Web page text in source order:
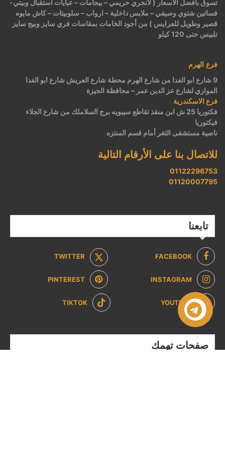
تسوق بأفضل الأسعار ( لانجري حريمي – بيجامات – عبايات استقبال وبيتي-
فساتين شتوي وصيفي – ملابس داخلية – ارواب – سلوبيتات – كاش مايوه
قصير وطويل للعرايس ) من أجود الخامات بمقاسات فري سايز وبيج سايز
تلبيس حتى 120 كيلو
فرع الهرم
9 شارع ابو الفدا من شارع الهرم محطة شارع العريش شارع ابو الفدا
الموازي لشارع عز الدين عمر – محافظة الجيزة
فرع الاسكندرية
فكتوريا 25 ش ابن منقذ تقاطع سيبويه برج السلاملك من شارع الجلاء
فيكتوريا
ناصية مستشفى الثغر أمام قسم المنتزه
للاتصال بنا على الأرقام التالية
01122296753
01120007795
تابعنا
FACEBOOK
TWITTER
INSTAGRAM
PINTEREST
YOUTUBE
TIKTOK
صفحات تهمك